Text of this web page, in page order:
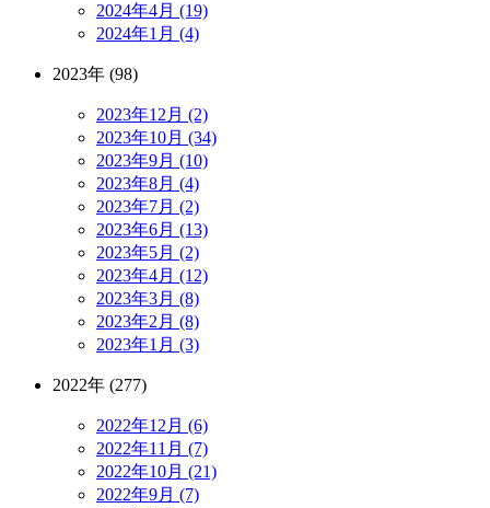
2024年4月 (19)
2024年1月 (4)
2023年 (98)
2023年12月 (2)
2023年10月 (34)
2023年9月 (10)
2023年8月 (4)
2023年7月 (2)
2023年6月 (13)
2023年5月 (2)
2023年4月 (12)
2023年3月 (8)
2023年2月 (8)
2023年1月 (3)
2022年 (277)
2022年12月 (6)
2022年11月 (7)
2022年10月 (21)
2022年9月 (7)